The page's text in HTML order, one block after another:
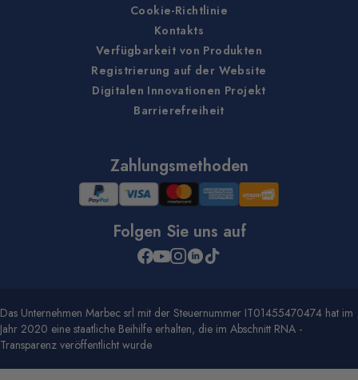
Cookie-Richtlinie
Kontakts
Verfügbarkeit von Produkten
Registrierung auf der Website
Digitalen Innovationen Projekt
Barrierefreiheit
Zahlungsmethoden
Folgen Sie uns auf
Das Unternehmen Marbec srl mit der Steuernummer IT01455470474 hat im
Jahr 2020 eine staatliche Beihilfe erhalten, die im Abschnitt RNA -
Transparenz veröffentlicht wurde